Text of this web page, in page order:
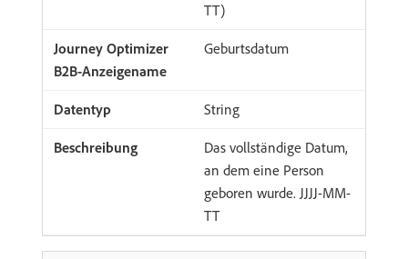
TT)
Geburtsdatum
String
Das vollständige Datum,
an dem eine Person
geboren wurde. JJJJ-MM-
TT